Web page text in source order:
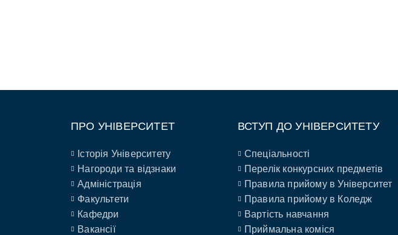
ПРО УНІВЕРСИТЕТ
Історія Університету
Нагороди та відзнаки
Адміністрація
Факультети
Кафедри
Вакансії
ВСТУП ДО УНІВЕРСИТЕТУ
Спеціальності
Перелік конкурсних предметів
Правила прийому в Університет
Правила прийому в Коледж
Вартість навчання
Приймальна коміся